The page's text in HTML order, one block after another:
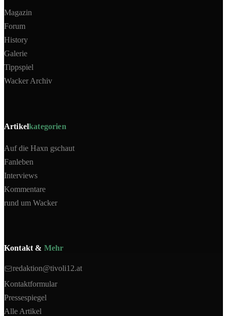
Magazin
Forum
History
Galerie
Tippspiel
Wacker Archiv
Artikelkategorien
Auf die Haxn gschaut
Fanleben
Interviews
Kommentare
rund um Wacker
Kontakt & Mehr
redaktion@tivoli12.at
Kontaktformular
Pressespiegel
Alle Artikel